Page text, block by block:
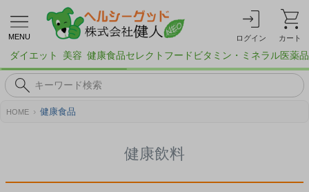
MENU ログイン カート
ダイエット 美容 健康食品セレクトフード ビタミン・ミネラル医薬品
HOME 健康食品
健康飲料